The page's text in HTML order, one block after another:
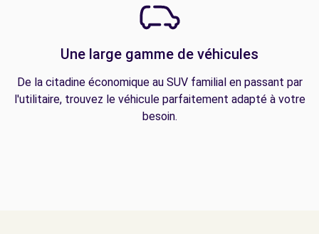
Une large gamme de véhicules
De la citadine économique au SUV familial en passant par
l'utilitaire, trouvez le véhicule parfaitement adapté à votre
besoin.